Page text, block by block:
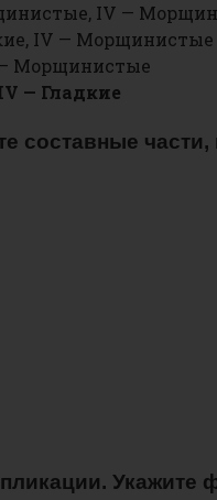
IV —
IV — Морщинистые
— Морщинистые
— Гладкие
составные